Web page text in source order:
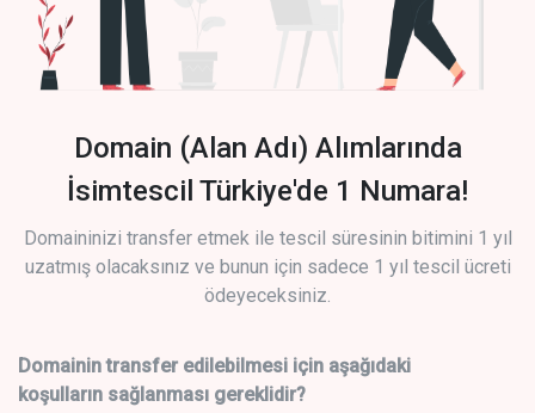
Domain (Alan Adı) Alımlarında
İsimtescil Türkiye'de 1 Numara!
Domaininizi transfer etmek ile tescil süresinin bitimini 1 yıl
uzatmış olacaksınız ve bunun için sadece 1 yıl tescil ücreti
ödeyeceksiniz.
Domainin transfer edilebilmesi için aşağıdaki
koşulların sağlanması gereklidir?